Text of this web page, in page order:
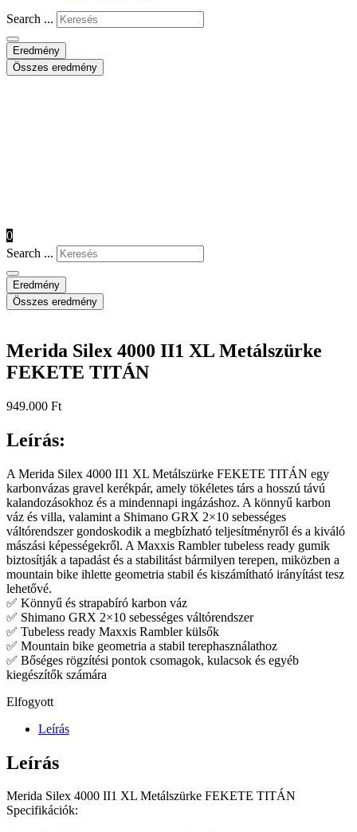
Search ...
Eredmény
Összes eredmény
0
Search ...
Eredmény
Összes eredmény
Merida Silex 4000 II1 XL Metálszürke
FEKETE TITÁN
949.000 Ft
Leírás:
A Merida Silex 4000 II1 XL Metálszürke FEKETE TITÁN egy
karbonvázas gravel kerékpár, amely tökéletes társ a hosszú távú
kalandozásokhoz és a mindennapi ingázáshoz. A könnyű karbon
váz és villa, valamint a Shimano GRX 2×10 sebességes
váltórendszer gondoskodik a megbízható teljesítményről és a kiváló
mászási képességekről. A Maxxis Rambler tubeless ready gumik
biztosítják a tapadást és a stabilitást bármilyen terepen, miközben a
mountain bike ihlette geometria stabil és kiszámítható irányítást tesz
lehetővé.
✅ Könnyű és strapabíró karbon váz
✅ Shimano GRX 2×10 sebességes váltórendszer
✅ Tubeless ready Maxxis Rambler külsők
✅ Mountain bike geometria a stabil terephasználathoz
✅ Bőséges rögzítési pontok csomagok, kulacsok és egyéb
kiegészítők számára
Elfogyott
Leírás
Leírás
Merida Silex 4000 II1 XL Metálszürke FEKETE TITÁN
Specifikációk: